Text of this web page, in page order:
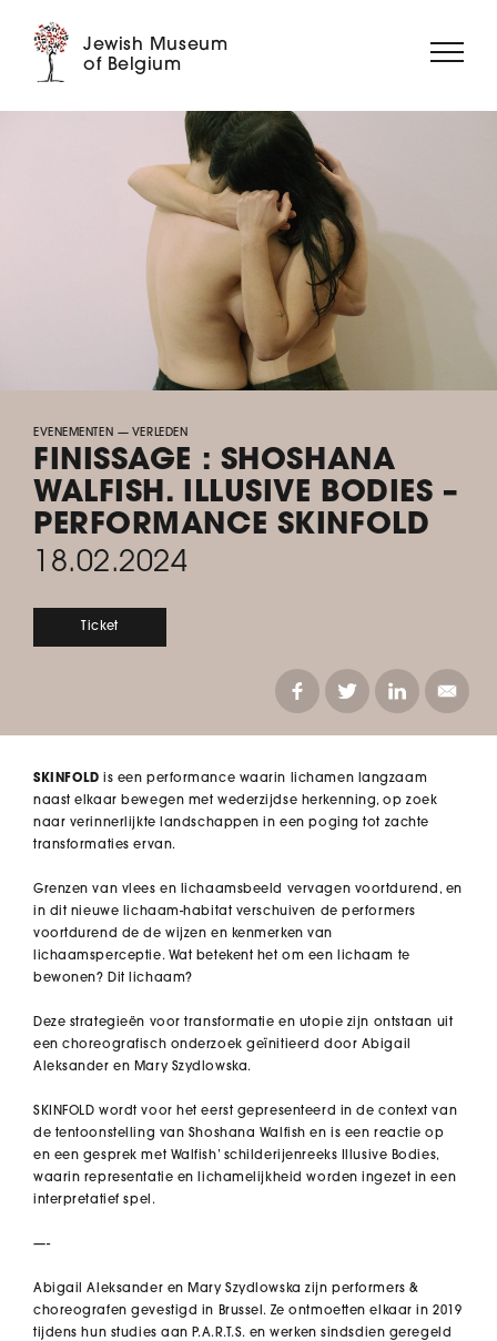
Jewish Museum
of Belgium
MUSEUM
STEUN ONS ➝
EVENEMENTEN — VERLEDEN
FINISSAGE : SHOSHANA
WALFISH. ILLUSIVE BODIES –
PERFORMANCE SKINFOLD
18.02.2024
Ticket
SKINFOLD is een performance waarin lichamen langzaam
naast elkaar bewegen met wederzijdse herkenning, op zoek
naar verinnerlijkte landschappen in een poging tot zachte
transformaties ervan.
Grenzen van vlees en lichaamsbeeld vervagen voortdurend, en
in dit nieuwe lichaam-habitat verschuiven de performers
voortdurend de de wijzen en kenmerken van
lichaamsperceptie. Wat betekent het om een lichaam te
bewonen? Dit lichaam?
Deze strategieën voor transformatie en utopie zijn ontstaan uit
een choreografisch onderzoek geïnitieerd door Abigail
Aleksander en Mary Szydlowska.
SKINFOLD wordt voor het eerst gepresenteerd in de context van
de tentoonstelling van Shoshana Walfish en is een reactie op
en een gesprek met Walfish’ schilderijenreeks Illusive Bodies,
waarin representatie en lichamelijkheid worden ingezet in een
interpretatief spel.
—-
Abigail Aleksander en Mary Szydlowska zijn performers &
choreografen gevestigd in Brussel. Ze ontmoetten elkaar in 2019
tijdens hun studies aan P.A.R.T.S. en werken sindsdien geregeld